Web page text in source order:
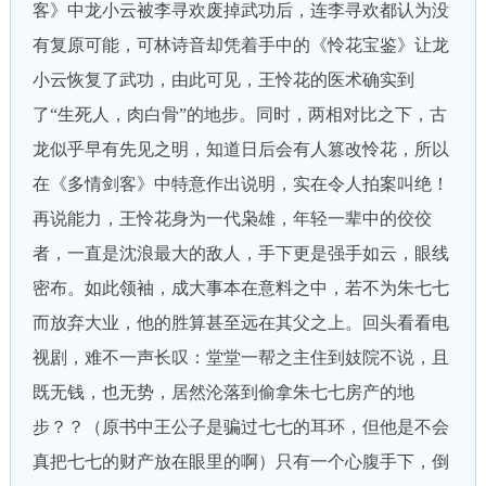
客》中龙小云被李寻欢废掉武功后，连李寻欢都认为没
有复原可能，可林诗音却凭着手中的《怜花宝鉴》让龙
小云恢复了武功，由此可见，王怜花的医术确实到
了“生死人，肉白骨”的地步。同时，两相对比之下，古
龙似乎早有先见之明，知道日后会有人篡改怜花，所以
在《多情剑客》中特意作出说明，实在令人拍案叫绝！
再说能力，王怜花身为一代枭雄，年轻一辈中的佼佼
者，一直是沈浪最大的敌人，手下更是强手如云，眼线
密布。如此领袖，成大事本在意料之中，若不为朱七七
而放弃大业，他的胜算甚至远在其父之上。回头看看电
视剧，难不一声长叹：堂堂一帮之主住到妓院不说，且
既无钱，也无势，居然沦落到偷拿朱七七房产的地
步？？（原书中王公子是骗过七七的耳环，但他是不会
真把七七的财产放在眼里的啊）只有一个心腹手下，倒